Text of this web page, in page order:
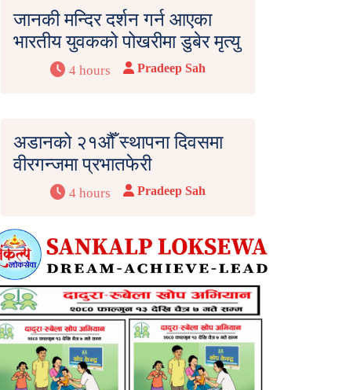
जानकी मन्दिर दर्शन गर्न आएका
भारतीय युवकको पोखरीमा डुबेर मृत्यु
4 hours Pradeep Sah
अडानको २१औँ स्थापना दिवसमा
वीरगन्जमा प्रभातफेरी
4 hours Pradeep Sah